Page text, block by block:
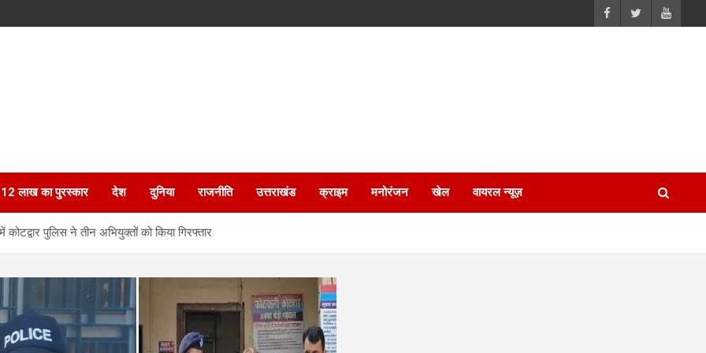
12 लाख का पुरस्कार देश दुनिया राजनीति उत्तराखंड क्राइम मनोरंजन खेल वायरल न्यूज़
पुलिस ने तीन अभियुक्तों को किया गिरफ्तार